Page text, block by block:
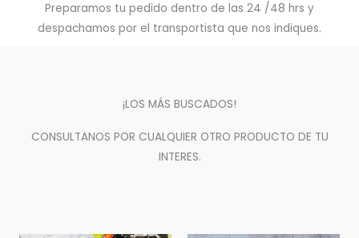
Preparamos tu pedido dentro de las 24 /48 hrs y
despachamos por el transportista que nos indiques.
¡LOS MÁS BUSCADOS!
CONSULTANOS POR CUALQUIER OTRO PRODUCTO DE TU
INTERES.